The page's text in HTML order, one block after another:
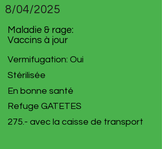
8/04/2025
Maladie & rage:
Vaccins à jour
Vermifugation: Oui
Stérilisée
En bonne santé
Refuge GATETES
275.- avec la caisse de transport